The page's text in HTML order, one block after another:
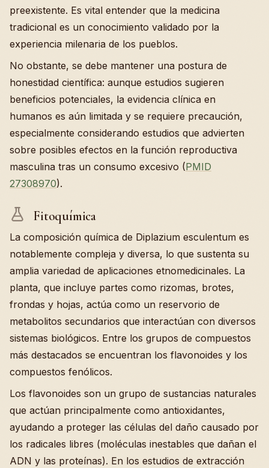
preexistente. Es vital entender que la medicina
tradicional es un conocimiento validado por la
experiencia milenaria de los pueblos.
No obstante, se debe mantener una postura de
honestidad científica: aunque estudios sugieren
beneficios potenciales, la evidencia clínica en
humanos es aún limitada y se requiere precaución,
especialmente considerando estudios que advierten
sobre posibles efectos en la función reproductiva
masculina tras un consumo excesivo (PMID
27308970).
Fitoquímica
La composición química de Diplazium esculentum es
notablemente compleja y diversa, lo que sustenta su
amplia variedad de aplicaciones etnomedicinales. La
planta, que incluye partes como rizomas, brotes,
frondas y hojas, actúa como un reservorio de
metabolitos secundarios que interactúan con diversos
sistemas biológicos. Entre los grupos de compuestos
más destacados se encuentran los flavonoides y los
compuestos fenólicos.
Los flavonoides son un grupo de sustancias naturales
que actúan principalmente como antioxidantes,
ayudando a proteger las células del daño causado por
los radicales libres (moléculas inestables que dañan el
ADN y las proteínas). En los estudios de extracción